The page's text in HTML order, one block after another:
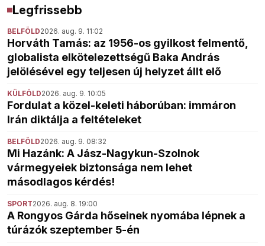
Legfrissebb
BELFÖLD2026. aug. 9. 11:02
Horváth Tamás: az 1956-os gyilkost felmentő,
globalista elkötelezettségű Baka András
jelölésével egy teljesen új helyzet állt elő
KÜLFÖLD2026. aug. 9. 10:05
Fordulat a közel-keleti háborúban: immáron
Irán diktálja a feltételeket
BELFÖLD2026. aug. 9. 08:32
Mi Hazánk: A Jász-Nagykun-Szolnok
vármegyeiek biztonsága nem lehet
másodlagos kérdés!
SPORT2026. aug. 8. 19:00
A Rongyos Gárda hőseinek nyomába lépnek a
túrázók szeptember 5-én